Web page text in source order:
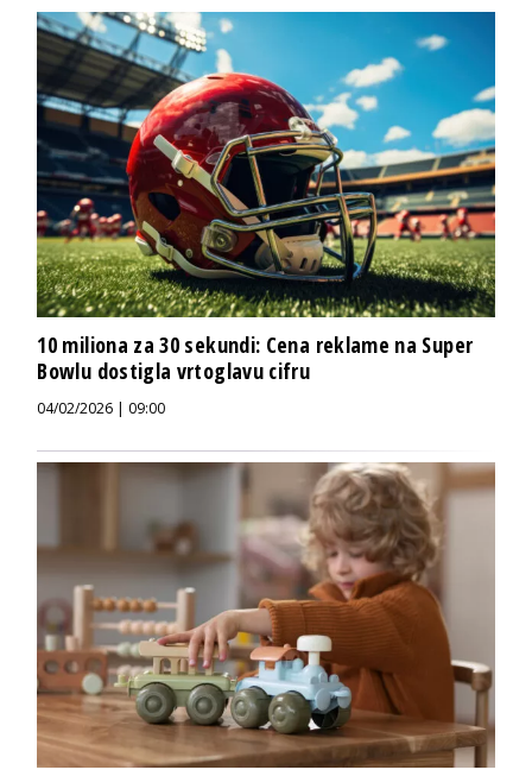
10 miliona za 30 sekundi: Cena reklame na Super
Bowlu dostigla vrtoglavu cifru
04/02/2026 | 09:00